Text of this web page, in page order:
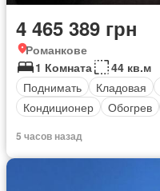
4 465 389 грн
Романкове
1 Комната
44 кв.м
Поднимать
Кладовая
Кондиционер
Обогрев
5 часов назад